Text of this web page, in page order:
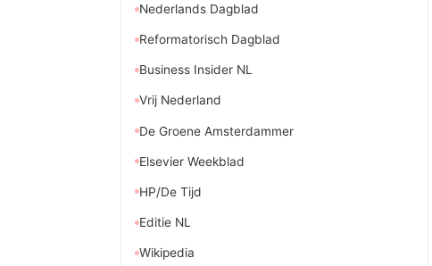
Nederlands Dagblad
Reformatorisch Dagblad
Business Insider NL
Vrij Nederland
De Groene Amsterdammer
Elsevier Weekblad
HP/De Tijd
Editie NL
Wikipedia